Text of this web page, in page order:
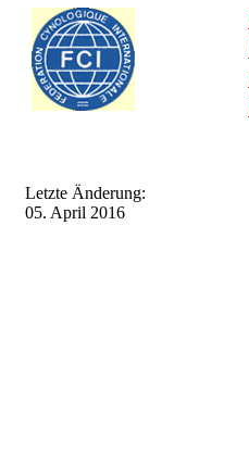
Letzte Änderung:
05. April 2016